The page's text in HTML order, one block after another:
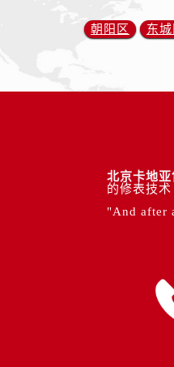
朝阳区 东城
北京卡地
的修表技术
"And after